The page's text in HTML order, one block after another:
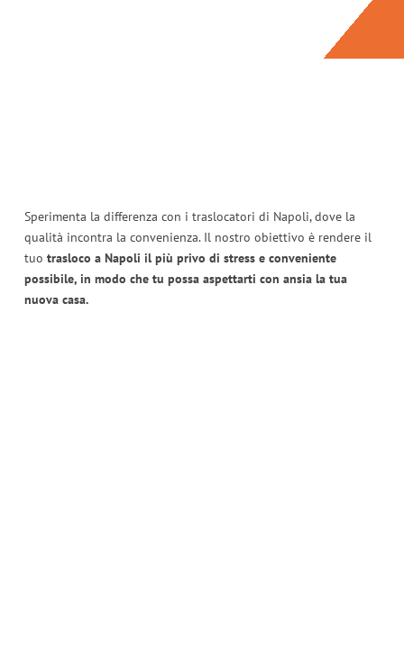
Sperimenta la differenza con i traslocatori di Napoli, dove la
qualità incontra la convenienza. Il nostro obiettivo è rendere il
tuo trasloco a Napoli il più privo di stress e conveniente
possibile, in modo che tu possa aspettarti con ansia la tua
nuova casa.